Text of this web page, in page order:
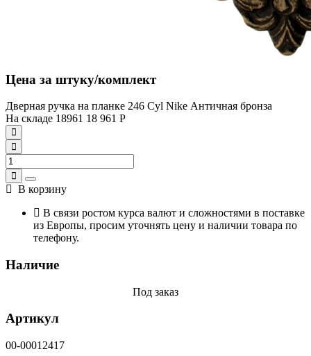
Цена за штуку/комплект
Дверная ручка на планке 246 Cyl Nike Античная бронза
На складе 18961 18 961 Р
В корзину
В связи ростом курса валют и сложностями в поставке
из Европы, просим уточнять цену и наличии товара по
телефону.
Наличие
Под заказ
Артикул
00-00012417